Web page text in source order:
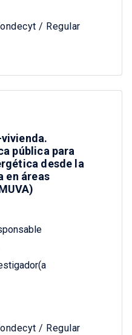
/ Regular
pública para
desde la
en áreas
/ Regular